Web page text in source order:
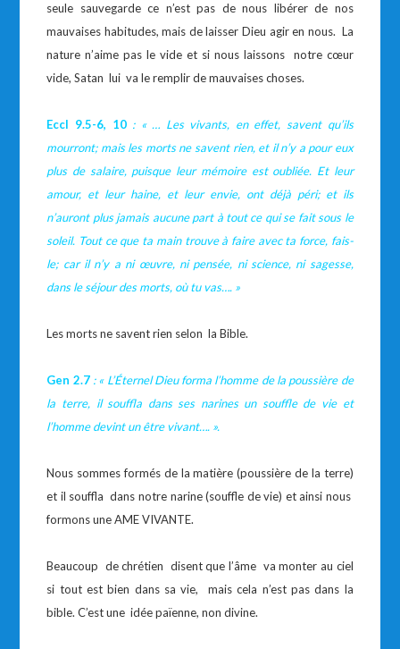
seule sauvegarde ce n’est pas de nous libérer de nos
mauvaises habitudes, mais de laisser Dieu agir en nous. La
nature n’aime pas le vide et si nous laissons notre cœur
vide, Satan lui va le remplir de mauvaises choses.
Eccl 9.5-6, 10: « … Les vivants, en effet, savent qu’ils
mourront; mais les morts ne savent rien, et il n’y a pour eux
plus de salaire, puisque leur mémoire est oubliée. Et leur
amour, et leur haine, et leur envie, ont déjà péri; et ils
n’auront plus jamais aucune part à tout ce qui se fait sous le
soleil. Tout ce que ta main trouve à faire avec ta force, fais-
le; car il n’y a ni œuvre, ni pensée, ni science, ni sagesse,
dans le séjour des morts, où tu vas…. »
Les morts ne savent rien selon la Bible.
Gen 2.7: « L’Éternel Dieu forma l’homme de la poussière de
la terre, il souffla dans ses narines un souffle de vie et
l’homme devint un être vivant…. ».
Nous sommes formés de la matière (poussière de la terre)
et il souffla dans notre narine (souffle de vie) et ainsi nous
formons une AME VIVANTE.
Beaucoup de chrétien disent que l’âme va monter au ciel
si tout est bien dans sa vie, mais cela n’est pas dans la
bible. C’est une idée païenne, non divine.